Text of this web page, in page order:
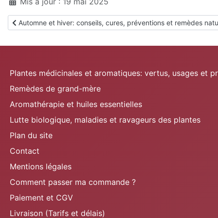
Article précédent : Automne et hiver: conseils, cures,
Automne et hiver: conseils, cures, préventions et remèdes
Plantes médicinales et aromatiques: vertus, usages et
Remèdes de grand-mère
Aromathérapie et huiles essentielles
Lutte biologique, maladies et ravageurs des plantes
Plan du site
Contact
Mentions légales
Comment passer ma commande ?
Paiement et CGV
Livraison (Tarifs et délais)